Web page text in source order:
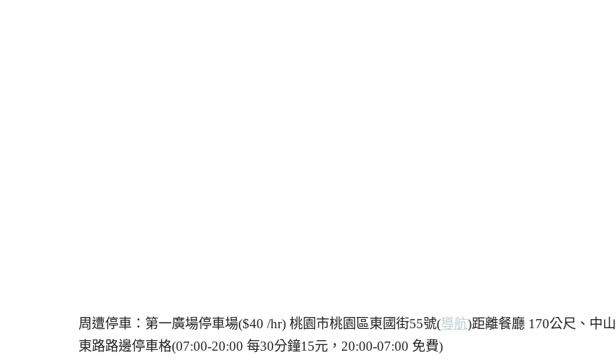
周遭停車：第一廣場停車場($40 /hr) 桃園市桃園區東國街55號(導航)距離餐廳 170公尺、中山
東路路邊停車格(07:00-20:00 每30分鐘15元，20:00-07:00 免費)